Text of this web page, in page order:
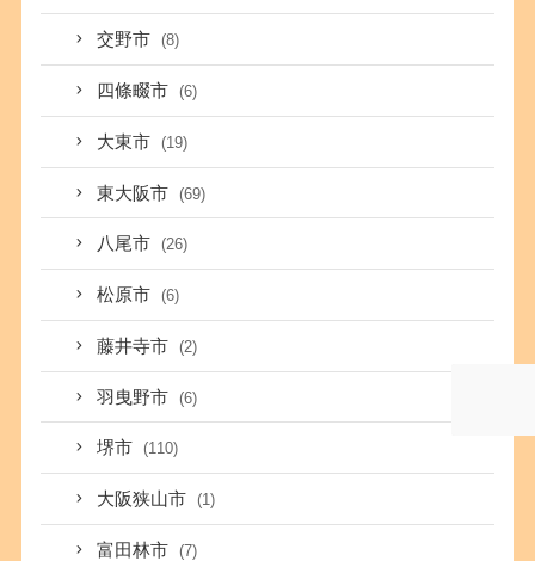
交野市 (8)
四條畷市 (6)
大東市 (19)
東大阪市 (69)
八尾市 (26)
松原市 (6)
藤井寺市 (2)
羽曳野市 (6)
堺市 (110)
大阪狭山市 (1)
富田林市 (7)